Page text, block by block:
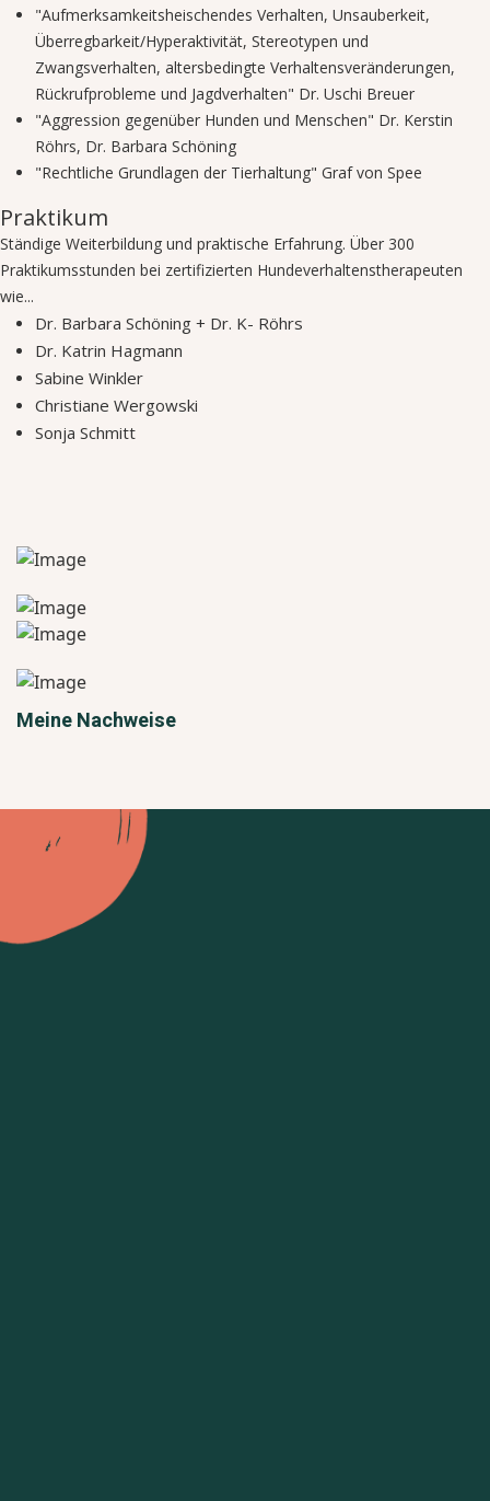
"Aufmerksamkeitsheischendes Verhalten, Unsauberkeit,
Überregbarkeit/Hyperaktivität, Stereotypen und
Zwangsverhalten, altersbedingte Verhaltensveränderungen,
Rückrufprobleme und Jagdverhalten" Dr. Uschi Breuer
"Aggression gegenüber Hunden und Menschen" Dr. Kerstin
Röhrs, Dr. Barbara Schöning
"Rechtliche Grundlagen der Tierhaltung" Graf von Spee
Praktikum
Ständige Weiterbildung und praktische Erfahrung. Über 300
Praktikumsstunden bei zertifizierten Hundeverhaltenstherapeuten
wie...
Dr. Barbara Schöning + Dr. K- Röhrs
Dr. Katrin Hagmann
Sabine Winkler
Christiane Wergowski
Sonja Schmitt
Meine Nachweise
Lass uns
miteinander handeln